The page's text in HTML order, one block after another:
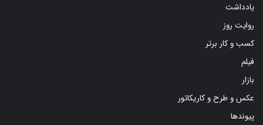
یادداشت
روایت روز
کسب و کار برتر
فیلم
بازار
عکس و طرح و کاریکاتور
پیوندها